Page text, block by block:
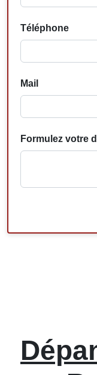
Téléphone
Mail
Formulez votre